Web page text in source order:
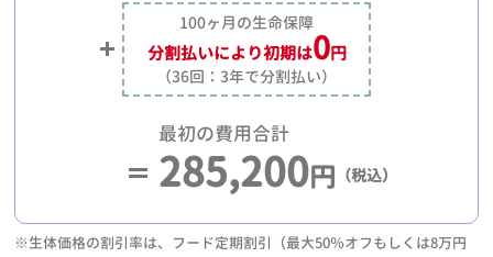
100ヶ月の生命保障
分割払いにより初期は0円
（36回：3年で分割払い）
最初の費用合計
285,200円 （税込）
※生体価格の割引率は、フード定期割引（最大50％オフもしくは8万円